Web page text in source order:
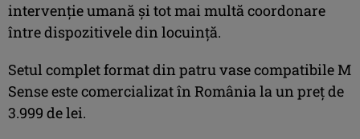
intervenție umană și tot mai multă coordonare
între dispozitivele din locuință.
Setul complet format din patru vase compatibile M
Sense este comercializat în România la un preț de
3.999 de lei.